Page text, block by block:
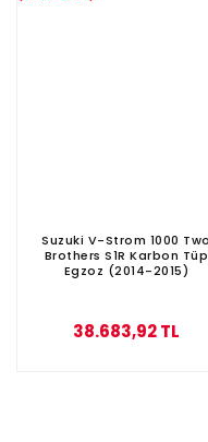
Suzuki V-Strom 1000 Two
Brothers S1R Karbon Tüp
Egzoz (2014-2015)
38.683,92 TL